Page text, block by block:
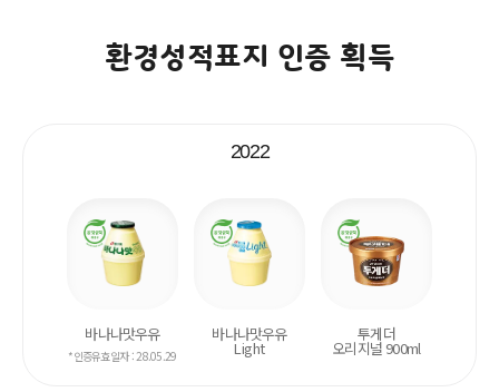
환경성적표지 인증 획득
2022
바나나맛우유
*인증유효일자 : 28.05.29
바나나맛우유
Light
투게더
오리지널 900ml